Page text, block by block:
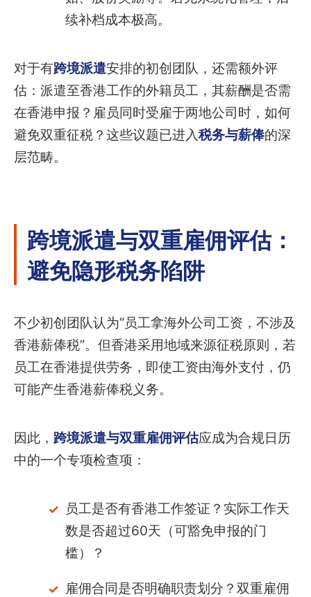
续补档成本极高。
对于有跨境派遣安排的初创团队，还需额外评
估：派遣至香港工作的外籍员工，其薪酬是否需
在香港申报？雇员同时受雇于两地公司时，如何
避免双重征税？这些议题已进入税务与薪俸的深
层范畴。
跨境派遣与双重雇佣评估：
避免隐形税务陷阱
不少初创团队认为“员工拿海外公司工资，不涉及
香港薪俸税”。但香港采用地域来源征税原则，若
员工在香港提供劳务，即使工资由海外支付，仍
可能产生香港薪俸税义务。
因此， 跨境派遣与双重雇佣评估应成为合规日历
中的一个专项检查项：
员工是否有香港工作签证？实际工作天
数是否超过60天（可豁免申报的门
槛）？
雇佣合同是否明确职责划分？双重雇佣